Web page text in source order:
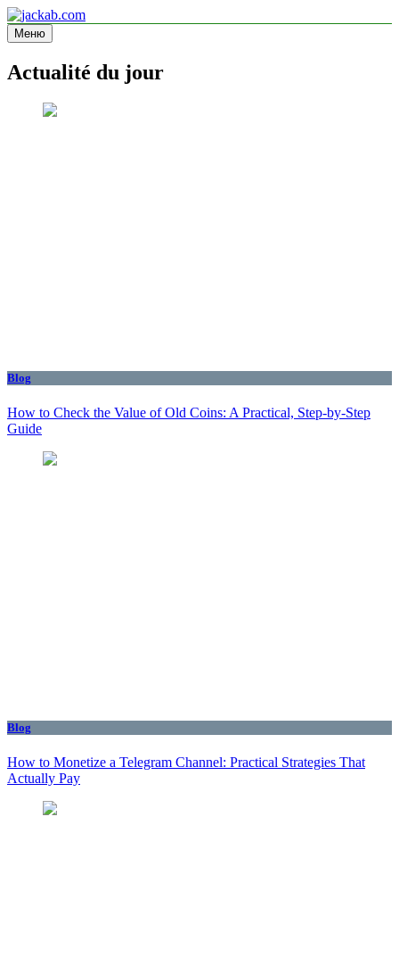
Перейти
к
содержимому
jackab.com
Site d'information
Меню
Actualité du jour
Blog
How to Check the Value of Old Coins: A Practical, Step-by-Step
Guide
Blog
How to Monetize a Telegram Channel: Practical Strategies That
Actually Pay